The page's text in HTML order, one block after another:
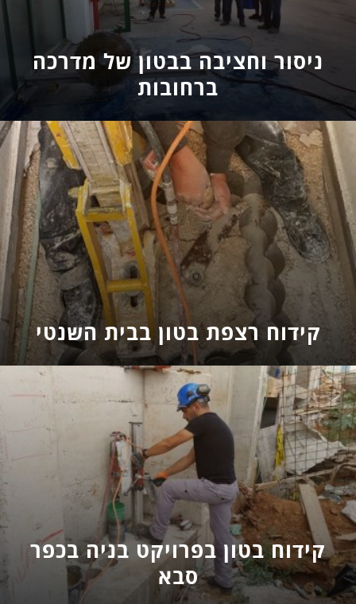
ניסור וחציבה בבטון של מדרכה
ברחובות
קידוח רצפת בטון בבית השנטי
קידוח בטון בפרויקט בניה בכפר
סבא